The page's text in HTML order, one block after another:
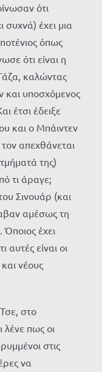
ότι
έχει μια
όπως
ότι είναι η
καλώντας
και υποσχόμενος
έτσι έδειξε
και ο Μπάιντεν
απεχθάνεται
της)
τι άραγε;
Σινουάρ (και
αμέσως τη
έχει
αυτές είναι οι
νέους
στο
λένε πως οι
στις
να